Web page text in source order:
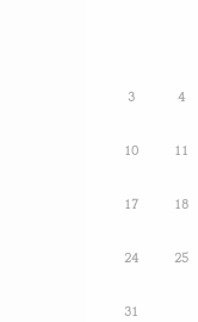
3 4
10 11
17 18
24 25
31